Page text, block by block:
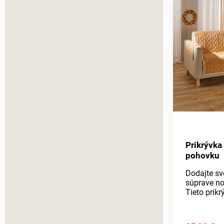
v
bavlna,
elastan.
cm, výška
poťah 1
valčeky 4
ponuke
na
elastický a
sedačky
pohovku
Dodajte
súprave
Tieto
zútulnia.